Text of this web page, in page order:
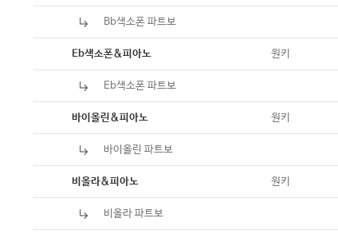
Bb색소폰 파트보
Eb색소폰&피아노 원키
Eb색소폰 파트보
바이올린&피아노 원키
바이올린 파트보
비올라&피아노 원키
비올라 파트보